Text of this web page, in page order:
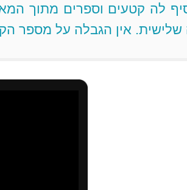
לה קטעים וספרים מתוך
שלישית. אין הגבלה על מספר